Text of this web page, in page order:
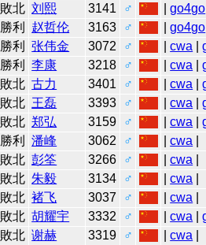
敗北 刘熙 3141 ♂ |go4go
勝利 赵哲伦 3163 ♂ |go4go
勝利 张伟金 3072 ♂ |cwa |
勝利 李康 3218 ♂ |cwa |
敗北 古力 3401 ♂ |cwa |
敗北 王磊 3393 ♂ |cwa |
敗北 郑弘 3159 ♂ |cwa |
勝利 潘峰 3062 ♂ |cwa
敗北 彭筌 3266 ♂ |cwa
敗北 朱毅 3134 ♂ |cwa
敗北 褚飞 3037 ♂ |cwa
敗北 胡耀宇 3332 ♂ |cwa |
敗北 谢赫 3319 ♂ |cwa